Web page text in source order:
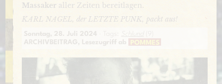
Massaker aller Zeiten bereitlagen.
KARL NAGEL, der LETZTE PUNK, packt aus!
POMMES